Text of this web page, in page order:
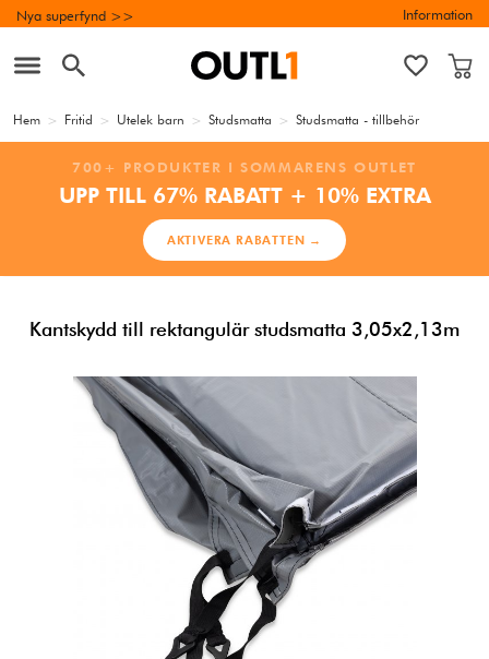
Nya superfynd >> Information
Hem > Fritid > Utelek barn > Studsmatta > Studsmatta - tillbehör
700+ PRODUKTER I SOMMARENS OUTLET
UPP TILL 67% RABATT + 10% EXTRA
AKTIVERA RABATTEN →
Kantskydd till rektangulär studsmatta 3,05x2,13m